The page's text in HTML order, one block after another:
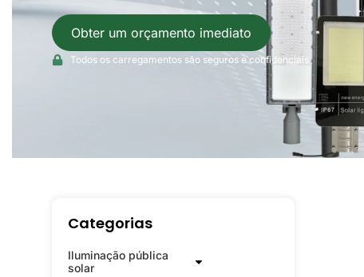
Obter um orçamento imediato
Todos os carregamentos são seguros e confidenciais
Categorias
Iluminação pública
solar